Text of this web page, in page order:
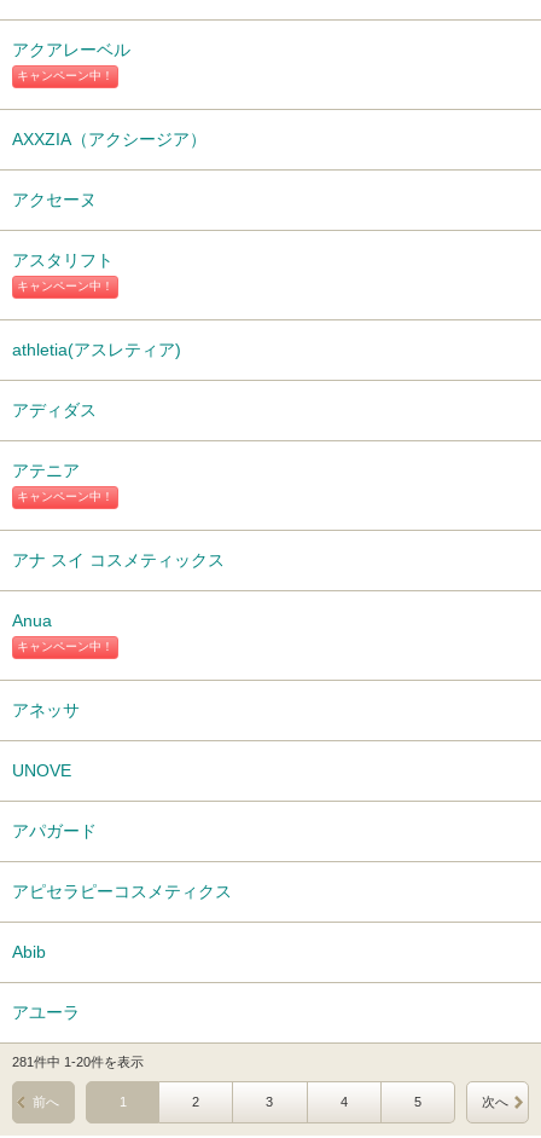
キャンペーン中！
アクアレーベル
AXXZIA（アクシージア）
アクセーヌ
キャンペーン中！
アスタリフト
athletia(アスレティア)
アディダス
キャンペーン中！
アテニア
アナ スイ コスメティックス
キャンペーン中！
Anua
アネッサ
UNOVE
アパガード
アピセラピーコスメティクス
Abib
アユーラ
281件中 1-20件を表示
1 2 3 4 5
前へ 次へ